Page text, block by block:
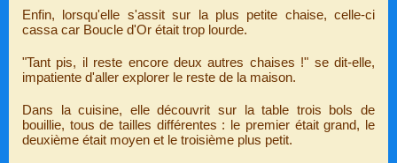
Enfin, lorsqu'elle s'assit sur la plus petite chaise, celle-ci
cassa car Boucle d'Or était trop lourde.
"Tant pis, il reste encore deux autres chaises !" se dit-elle,
impatiente d'aller explorer le reste de la maison.
Dans la cuisine, elle découvrit sur la table trois bols de
bouillie, tous de tailles différentes : le premier était grand, le
deuxième était moyen et le troisième plus petit.